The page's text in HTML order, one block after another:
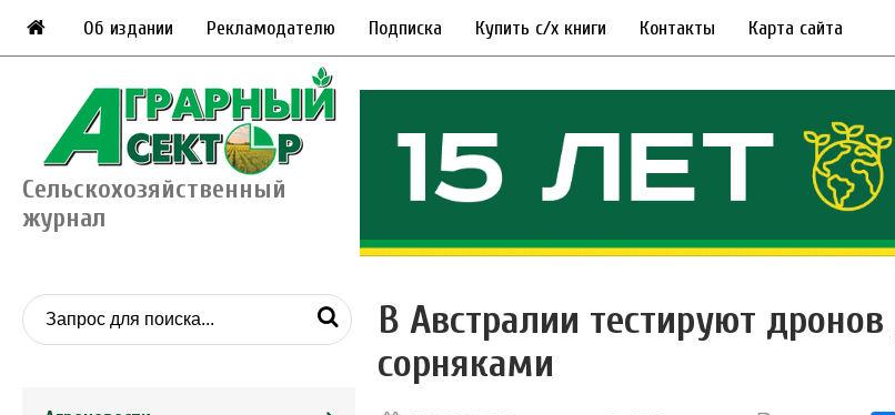
Об издании Рекламодателю Подписка Купить с/х книги Контакты Карта сайта
Сельскохозяйственный
журнал
В Австралии тестируют
сорняками